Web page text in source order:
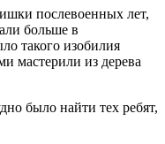
послевоенных лет,
больше в
такого изобилия
мастерили из дерева
было найти тех ребят,